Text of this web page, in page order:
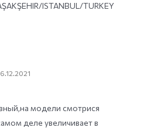
ISTANBUL/TURKEY
модели смотрися
деле увеличивает в